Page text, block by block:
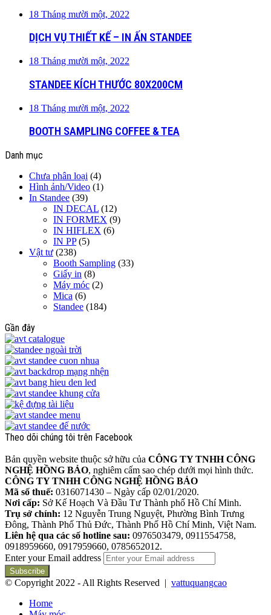
18 Tháng mười một, 2022
DỊCH VỤ THIẾT KẾ – IN ẤN STANDEE
18 Tháng mười một, 2022
STANDEE KÍCH THƯỚC 80X200CM
18 Tháng mười một, 2022
BOOTH SAMPLING COFFEE & TEA
Danh mục
Chưa phân loại (4)
Hình ảnh/Video (1)
In Standee (39)
IN DECAL (12)
IN FORMEX (9)
IN HIFLEX (6)
IN PP(5)
Vật tư (238)
Booth Sampling (33)
Giấy in (8)
Máy móc (2)
Mica (6)
Standee (184)
Gần đây
Theo dõi chúng tôi trên Facebook
Bản quyền website thuộc sở hữu của CÔNG TY TNHH CÔNG
NGHỆ HỒNG BẢO, nghiêm cấm sao chép dưới mọi hình thức.
CÔNG TY TNHH CÔNG NGHỆ HỒNG BẢO
Mã số thuế: 0316071430 – Ngày cấp 02/01/2020.
Nơi cấp: Sở Kế Hoạch Và Đầu Tư Thành phố Hồ Chí Minh.
Trụ sở chính: 12 Nguyễn Trung Nguyệt, Phường Bình Trưng
Đông, Thành Phố Thủ Đức, Thành Phố Hồ Chí Minh, Việt Nam.
Liên hệ qua các số hotline sau: 0976503479, 0911554758,
0918959660, 0917959660, 0785652012.
Enter your Email address
© Copyright 2022 - All Rights Reserved | vattuquangcao
Home